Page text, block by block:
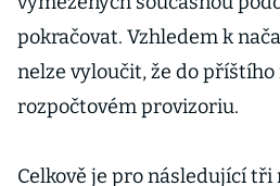
pokračovat. Vzhledem k
nelze vyloučit, že do
rozpočtovém provizoriu.
Celkově je pro následující